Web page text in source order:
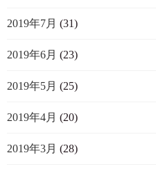
2019年7月 (31)
2019年6月 (23)
2019年5月 (25)
2019年4月 (20)
2019年3月 (28)